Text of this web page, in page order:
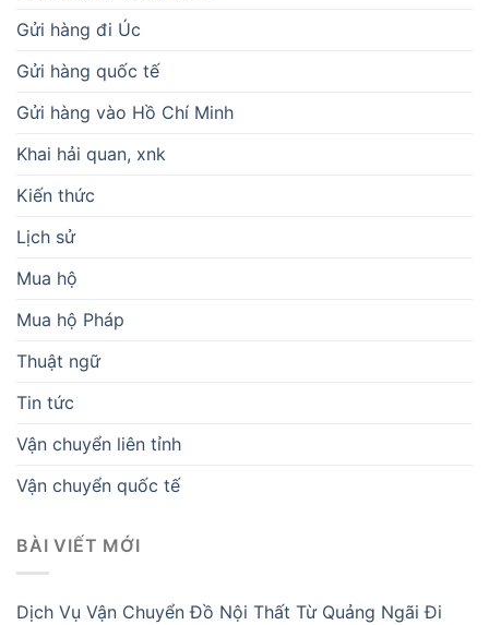
Gửi hàng đi Úc
Gửi hàng quốc tế
Gửi hàng vào Hồ Chí Minh
Khai hải quan, xnk
Kiến thức
Lịch sử
Mua hộ
Mua hộ Pháp
Thuật ngữ
Tin tức
Vận chuyển liên tỉnh
Vận chuyển quốc tế
BÀI VIẾT MỚI
Dịch Vụ Vận Chuyển Đồ Nội Thất Từ Quảng Ngãi Đi